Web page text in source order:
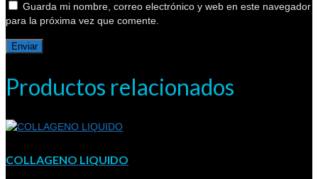
Guarda mi nombre, correo electrónico y web en este navegador
para la próxima vez que comente.
Productos relacionados
COLLAGENO LIQUIDO